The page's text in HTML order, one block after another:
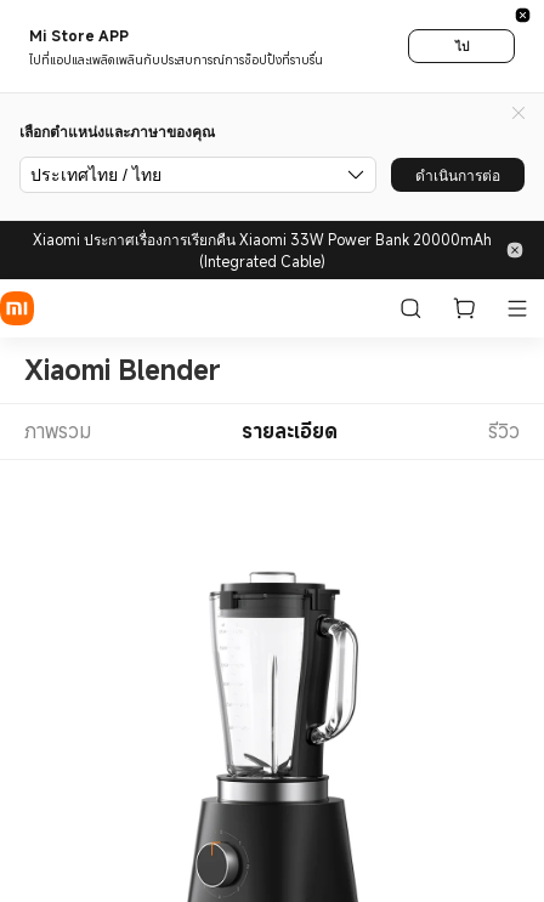
Mi Store APP
ไปที่แอปและเพลิดเพลินกับประสบการณ์การช็อปปิ้งที่ราบรื่น
ไป
เลือกตำแหน่งและภาษาของคุณ
ประเทศไทย / ไทย ดำเนินการต่อ
Xiaomi ประกาศเรื่องการเรียกคืน Xiaomi 33W Power Bank 20000mAh
(Integrated Cable)
Xiaomi Blender
ภาพรวม รายละเอียด รีวิว